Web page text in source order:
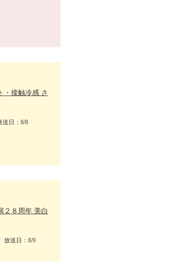
・接触冷感 さ
日：8/8
２８周年 美白
放送日：8/9